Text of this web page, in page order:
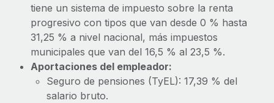
tiene un sistema de impuesto sobre la renta
progresivo con tipos que van desde 0 % hasta
31,25 % a nivel nacional, más impuestos
municipales que van del 16,5 % al 23,5 %.
Aportaciones del empleador:
Seguro de pensiones (TyEL): 17,39 % del
salario bruto.